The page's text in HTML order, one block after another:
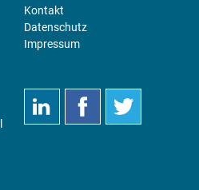
Kontakt
Datenschutz
Impressum